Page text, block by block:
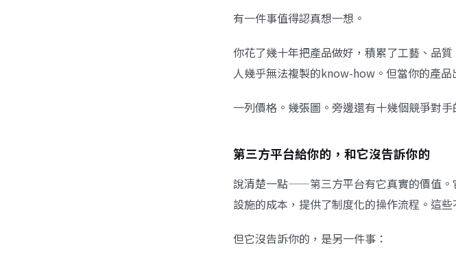
有一件事值得認真想一想。
你花了幾十年把產品做好，積累了工藝、品
人幾乎無法複製的know-how。但當你的產
一列價格。幾張圖。旁邊還有十幾個競爭對手
第三方平台給你的，和它沒告訴你的
說清楚一點——第三方平台有它真實的價值。
設施的成本，提供了制度化的操作流程。這些
但它沒告訴你的，是另一件事：